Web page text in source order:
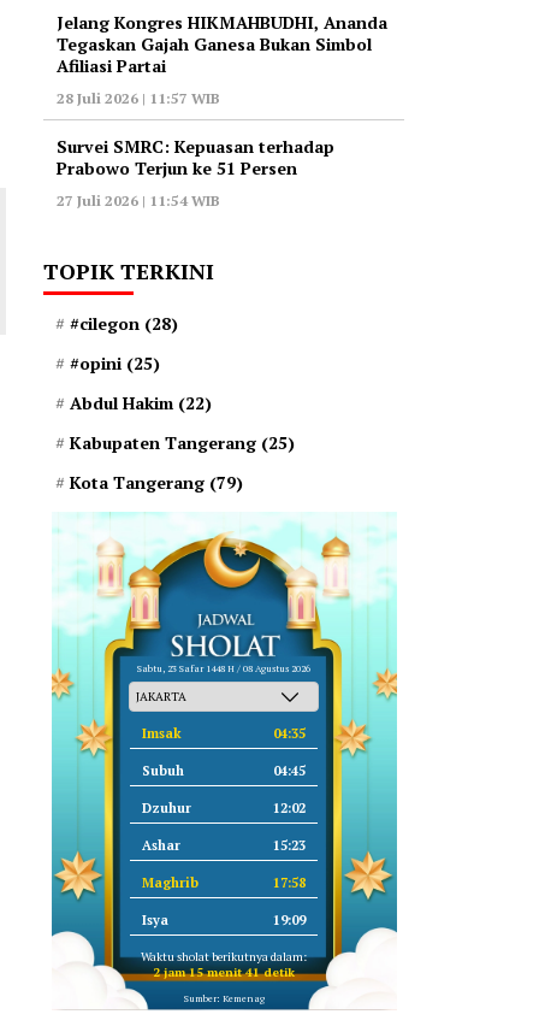
‎Jelang Kongres HIKMAHBUDHI, Ananda
Tegaskan Gajah Ganesa Bukan Simbol
Afiliasi Partai
28 Juli 2026 | 11:57 WIB
‎Survei SMRC: Kepuasan terhadap
Prabowo Terjun ke 51 Persen
27 Juli 2026 | 11:54 WIB
TOPIK TERKINI
#cilegon (28)
#opini (25)
Abdul Hakim (22)
Kabupaten Tangerang (25)
Kota Tangerang (79)
Sabtu, 23 Safar 1448 H / 08 Agustus 2026
Imsak 04:35
Subuh 04:45
Dzuhur 12:02
Ashar 15:23
Maghrib 17:58
Isya 19:09
Waktu sholat berikutnya dalam:
2 jam 15 menit 40 detik
Sumber: Kemenag